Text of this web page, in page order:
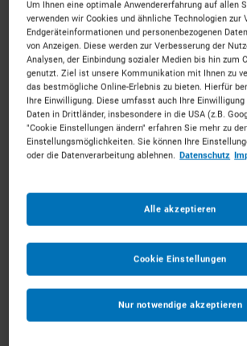
195
Anhängerarbeitsbühnen
Um Ihnen eine optimale Anwendererfahrung auf allen
verwenden wir Cookies und ähnliche Technologien zur
Endgeräteinformationen und personenbezogenen
von Anzeigen. Diese werden zur Verbesserung der
Analysen, der Einbindung sozialer Medien bis hin zum
genutzt. Ziel ist unsere Kommunikation mit Ihnen zu
das bestmögliche Online-Erlebnis zu bieten. Hierfür
Ihre Einwilligung. Diese umfasst auch Ihre
Daten in Drittländer, insbesondere in die USA (z.B.
"Cookie Einstellungen ändern" erfahren Sie mehr zu
Einstellungsmöglichkeiten. Sie können Ihre
oder die Datenverarbeitung ablehnen. Datenschutz
Nur notwendige akzeptieren
Alle akzeptieren
Cookie Einstellungen